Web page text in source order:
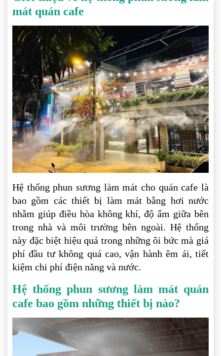
mát quán cafe
Hệ thống phun sương làm mát cho quán cafe là
bao gồm các thiết bị làm mát bằng hơi nước
nhằm giúp điều hòa không khí, độ ẩm giữa bên
trong nhà và môi trường bên ngoài. Hệ thống
này đặc biệt hiệu quả trong những ôi bức mà giá
phí đầu tư không quá cao, vận hành êm ái, tiết
kiệm chi phí điện năng và nước.
Hệ thống phun sương làm mát quán
cafe bao gồm những thiết bị nào?